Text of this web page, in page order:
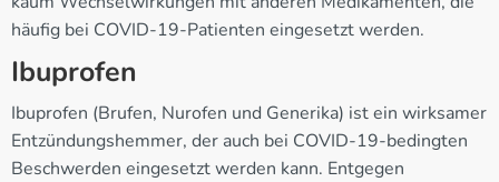
häufig bei COVID-19-Patienten eingesetzt werden.
Ibuprofen
Ibuprofen (Brufen, Nurofen und Generika) ist ein wirksamer
Entzündungshemmer, der auch bei COVID-19-bedingten
Beschwerden eingesetzt werden kann. Entgegen